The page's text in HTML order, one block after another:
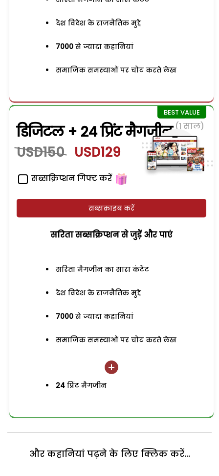
देश विदेश के राजनैतिक मुद्दे
7000 से ज्यादा कहानियां
समाजिक समस्याओं पर चोट करते लेख
डिजिटल + 24 प्रिंट मैगजीन (1 साल)
USD150 USD129
सब्सक्रिप्शन गिफ्ट करें
सब्सक्राइब करें
सरिता सब्सक्रिप्शन से जुड़ेें और पाएं
सरिता मैगजीन का सारा कंटेंट
देश विदेश के राजनैतिक मुद्दे
7000 से ज्यादा कहानियां
समाजिक समस्याओं पर चोट करते लेख
24 प्रिंट मैगजीन
और कहानियां पढ़ने के लिए क्लिक करें...